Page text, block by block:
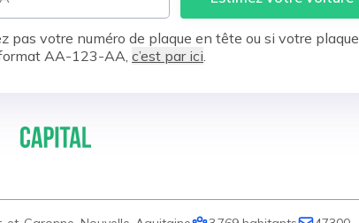
pas votre numéro de plaque en tête ou si votre plaque
format AA-123-AA, c’est par ici.